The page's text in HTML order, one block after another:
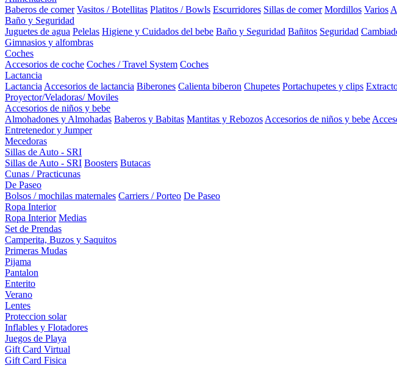
Baberos de comer Vasitos / Botellitas Platitos / Bowls Escurridores Sillas de comer Mordillos Varios
Baño y Seguridad
Juguetes de agua Pelelas Higiene y Cuidados del bebe Baño y Seguridad Bañitos Seguridad
Gimnasios y alfombras
Coches
Accesorios de coche Coches / Travel System Coches
Lactancia
Lactancia Accesorios de lactancia Biberones Calienta biberon Chupetes Portachupetes y clips
Proyector/Veladoras/ Moviles
Accesorios de niños y bebe
Almohadones y Almohadas Baberos y Babitas Mantitas y Rebozos Accesorios de niños y bebe
Entretenedor y Jumper
Mecedoras
Sillas de Auto - SRI
Sillas de Auto - SRI Boosters Butacas
Cunas / Practicunas
De Paseo
Bolsos / mochilas maternales Carriers / Porteo De Paseo
Ropa Interior
Ropa Interior Medias
Set de Prendas
Camperita, Buzos y Saquitos
Primeras Mudas
Pijama
Pantalon
Enterito
Verano
Lentes
Proteccion solar
Inflables y Flotadores
Juegos de Playa
Gift Card Virtual
Gift Card Fisica